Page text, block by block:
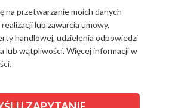
na przetwarzanie moich danych
lub zawarcia umowy,
handlowej, udzielenia odpowiedzi
lub wątpliwości. Więcej informacji w